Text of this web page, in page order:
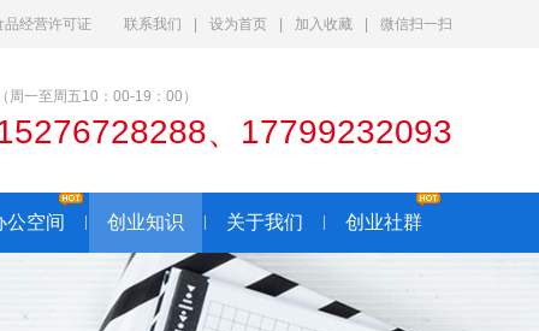
经营许可证 联系我们 设为首页 加入收藏 微信扫一扫
（周一至周五10：00-19：00）
、17799232093
公空间 创业知识 关于我们 创业社群